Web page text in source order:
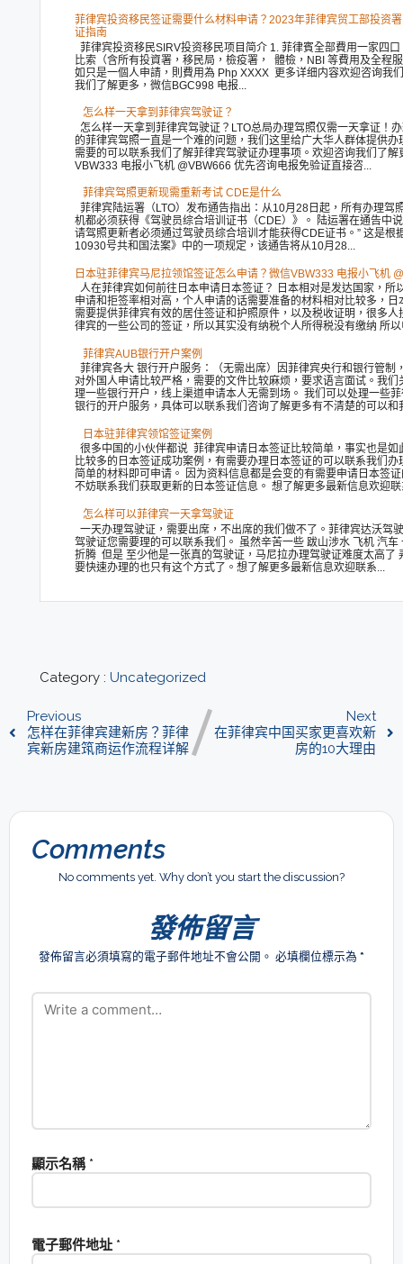
菲律宾投资移民签证需要什么材料申请？2023年菲律宾贸工部投资
证指南
菲律宾投资移民SIRV投资移民项目简介 1. 菲律賓全部費用一家四
比索（含所有投資署，移民局，檢疫署， 體檢，NBI 等費用及全程
如只是一個人申請，則費用為 Php XXXX 更多详细内容欢迎咨询我
我们了解更多，微信BGC998 电报...
怎么样一天拿到菲律宾驾驶证？
怎么样一天拿到菲律宾驾驶证？LTO总局办理驾照仅需一天拿证！
的菲律宾驾照一直是一个难的问题，我们这里给广大华人群体提供办
需要的可以联系我们了解菲律宾驾驶证办理事项。欢迎咨询我们了解
VBW333 电报小飞机 @VBW666 优先咨询电报免验证直接咨...
菲律宾驾照更新现需重新考试 CDE是什么
菲律宾陆运署（LTO）发布通告指出：从10月28日起，所有办理驾
机都必须获得《驾驶员综合培训证书（CDE）》。 陆运署在通告中
请驾照更新者必须通过驾驶员综合培训才能获得CDE证书。” 这是根
10930号共和国法案》中的一项规定，该通告将从10月28...
日本驻菲律宾马尼拉领馆签证怎么申请？微信VBW333 电报小飞机
人在菲律宾如何前往日本申请日本签证？ 日本相对是发达国家，所
申请和拒签率相对高，个人申请的话需要准备的材料相对比较多，日
需要提供菲律宾有效的居住签证和护照原件，以及税收证明，很多人
律宾的一些公司的签证，所以其实没有纳税个人所得税没有缴纳 所以
菲律宾AUB银行开户案例
菲律宾各大 银行开户服务：（无需出席）因菲律宾央行和银行管制
对外国人申请比较严格，需要的文件比较麻烦，要求语言面试。我们
理一些银行开户，线上渠道申请本人无需到场。 我们可以处理一些
银行的开户服务，具体可以联系我们咨询了解更多有不清楚的可以和
日本驻菲律宾领馆签证案例
很多中国的小伙伴都说 菲律宾申请日本签证比较简单，事实也是如
比较多的日本签证成功案例，有需要办理日本签证的可以联系我们办
简单的材料即可申请。 因为资料信息都是会变的有需要申请日本签
不妨联系我们获取更新的日本签证信息。 想了解更多最新信息欢迎联
怎么样可以菲律宾一天拿驾驶证
一天办理驾驶证，需要出席，不出席的我们做不了。菲律宾达沃驾
驾驶证您需要理的可以联系我们。 虽然辛苦一些 跋山涉水 飞机 汽车
折腾 但是 至少他是一张真的驾驶证，马尼拉办理驾驶证难度太高了
要快速办理的也只有这个方式了。想了解更多最新信息欢迎联系...
Category : Uncategorized
Previous
怎样在菲律宾建新房？菲律
宾新房建筑商运作流程详解
Next
在菲律宾中国买家更喜欢新
房的10大理由
Comments
No comments yet. Why don’t you start the discussion?
發佈留言
發佈留言必須填寫的電子郵件地址不會公開。 必填欄位標示為 *
顯示名稱 *
電子郵件地址 *